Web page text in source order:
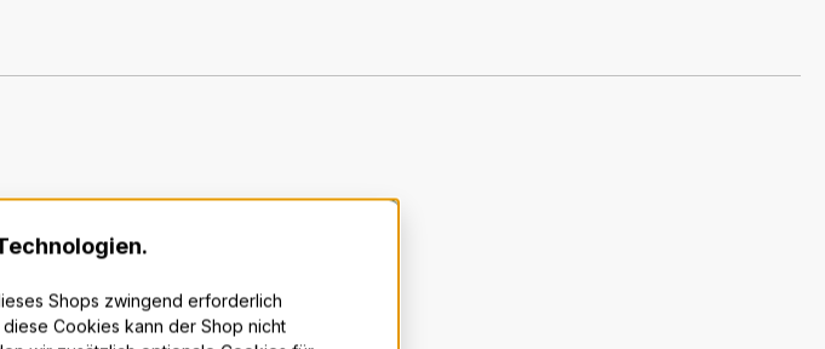
Shops zwingend erforderlich
Cookies kann der Shop nicht